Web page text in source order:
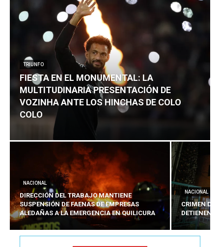
TRIUNFO
FIESTA EN EL MONUMENTAL: LA
MULTITUDINARIA PRESENTACIÓN DE
VOZINHA ANTE LOS HINCHAS DE COLO
COLO
NACIONAL
DIRECCIÓN DEL TRABAJO MANTIENE
SUSPENSIÓN DE FAENAS DE EMPRESAS
ALEDAÑAS A LA EMERGENCIA EN QUILICURA
NACIONAL
CRIMEN DE
DETIENEN